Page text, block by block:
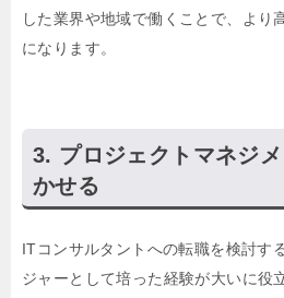
した業界や地域で働くことで、より
になります。
プロジェクトマネジ
かせる
ITコンサルタントへの転職を検討す
ジャーとして培った経験が大いに役